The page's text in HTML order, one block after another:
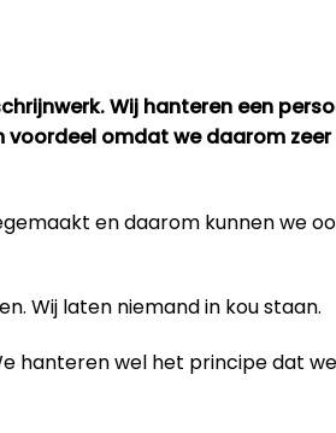
Wij hanteren een
omdat we daarom zeer
en daarom kunnen we
Wij laten niemand in kou staan.
hanteren wel het principe dat